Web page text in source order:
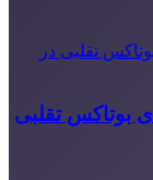
بوتاکس تقلبی